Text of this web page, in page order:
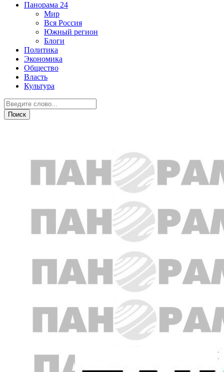
Панорама 24
Мир
Вся Россия
Южный регион
Блоги
Политика
Экономика
Общество
Власть
Культура